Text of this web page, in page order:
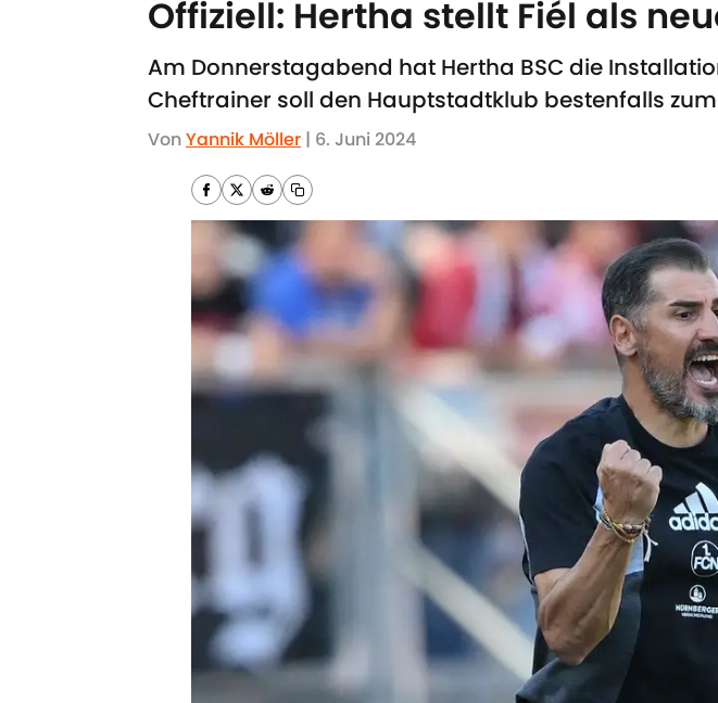
Offiziell: Hertha stellt Fiél als
Am Donnerstagabend hat Hertha BSC die
Cheftrainer soll den Hauptstadtklub bestenfalls
VonYannik Möller | 6. Juni 2024